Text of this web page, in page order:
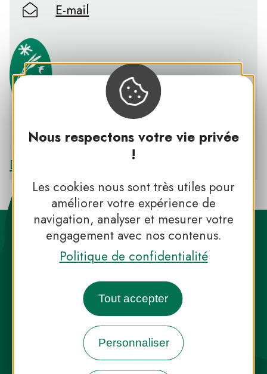
Nous respectons votre vie privée
!
Les cookies nous sont très utiles pour
améliorer votre expérience de
navigation, analyser et mesurer votre
engagement avec nos contenus.
Politique de confidentialité
Tout accepter
Personnaliser
E-mail
PNR DE LA BRENNE
Découvrir le PNR DE LA BRENNE
Destination Parcs, de l’inspiration en
toute saison
INFOS PRESSEFAQNOUS CONTACTER